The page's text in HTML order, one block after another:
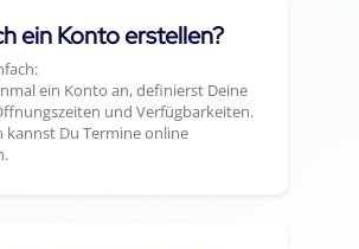
ein Konto erstellen?
ein Konto an, definierst Deine
und Verfügbarkeiten.
kannst Du Termine online